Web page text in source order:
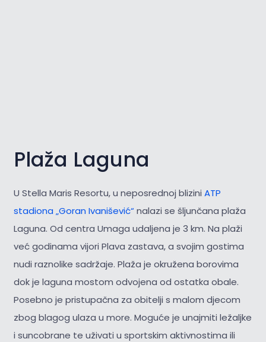
Plaža Laguna
U Stella Maris Resortu, u neposrednoj blizini ATP
stadiona „Goran Ivanišević“ nalazi se šljunčana plaža
Laguna. Od centra Umaga udaljena je 3 km. Na plaži
već godinama vijori Plava zastava, a svojim gostima
nudi raznolike sadržaje. Plaža je okružena borovima
dok je laguna mostom odvojena od ostatka obale.
Posebno je pristupačna za obitelji s malom djecom
zbog blagog ulaza u more. Moguće je unajmiti ležaljke
i suncobrane te uživati u sportskim aktivnostima ili